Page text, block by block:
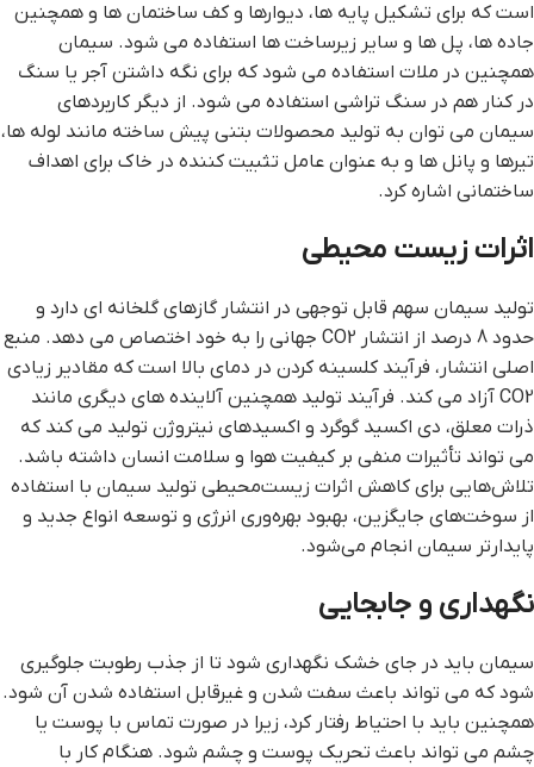
است که برای تشکیل پایه ها، دیوارها و کف ساختمان ها و همچنین
جاده ها، پل ها و سایر زیرساخت ها استفاده می شود. سیمان
همچنین در ملات استفاده می شود که برای نگه داشتن آجر یا سنگ
در کنار هم در سنگ تراشی استفاده می شود. از دیگر کاربردهای
سیمان می توان به تولید محصولات بتنی پیش ساخته مانند لوله ها،
تیرها و پانل ها و به عنوان عامل تثبیت کننده در خاک برای اهداف
ساختمانی اشاره کرد.
اثرات زیست محیطی
تولید سیمان سهم قابل توجهی در انتشار گازهای گلخانه ای دارد و
حدود 8 درصد از انتشار CO2 جهانی را به خود اختصاص می دهد. منبع
اصلی انتشار، فرآیند کلسینه کردن در دمای بالا است که مقادیر زیادی
CO2 آزاد می کند. فرآیند تولید همچنین آلاینده های دیگری مانند
ذرات معلق، دی اکسید گوگرد و اکسیدهای نیتروژن تولید می کند که
می تواند تأثیرات منفی بر کیفیت هوا و سلامت انسان داشته باشد.
تلاش‌هایی برای کاهش اثرات زیست‌محیطی تولید سیمان با استفاده
از سوخت‌های جایگزین، بهبود بهره‌وری انرژی و توسعه انواع جدید و
پایدارتر سیمان انجام می‌شود.
نگهداری و جابجایی
سیمان باید در جای خشک نگهداری شود تا از جذب رطوبت جلوگیری
شود که می تواند باعث سفت شدن و غیرقابل استفاده شدن آن شود.
همچنین باید با احتیاط رفتار کرد، زیرا در صورت تماس با پوست یا
چشم می تواند باعث تحریک پوست و چشم شود. هنگام کار با